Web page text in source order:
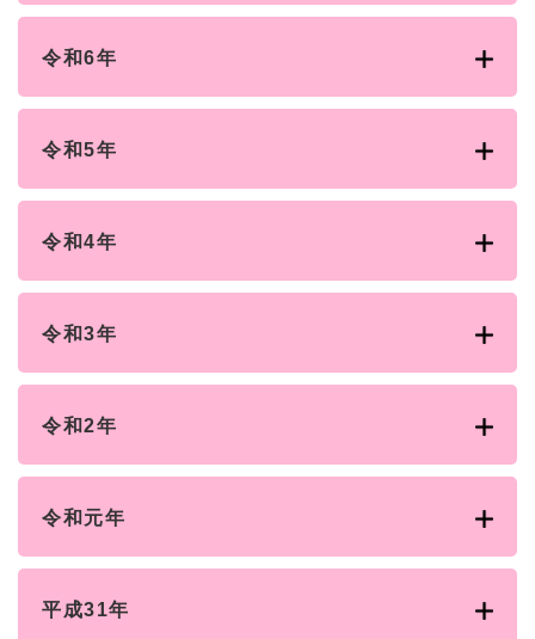
令和6年
令和5年
令和4年
令和3年
令和2年
令和元年
平成31年